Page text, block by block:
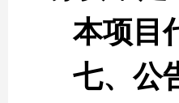
本项目
七、公